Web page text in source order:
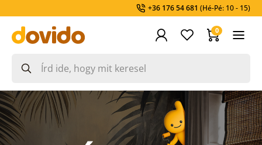
+36 176 54 681 (Hé-Pé: 10 - 15)
0